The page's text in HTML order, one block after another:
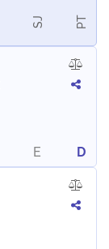
SJ РТ
E
D